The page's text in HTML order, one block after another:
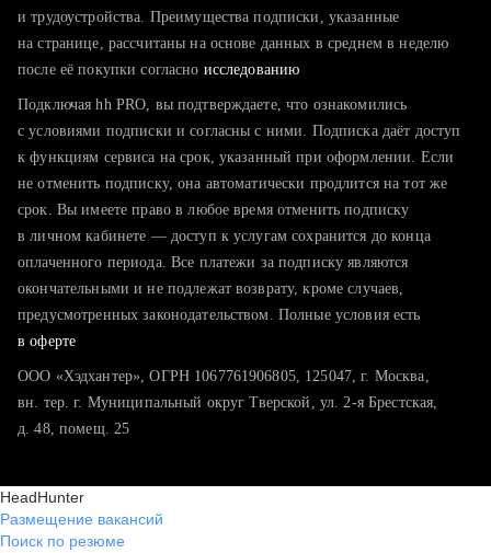
тратите много времени на поиск и вручную поднимаете
хотите сравнить себя с конкурентами и оценить шансы
и трудоустройства. Преимущества подписки, указанные
на странице, рассчитаны на основе данных в среднем в неделю
после её покупки согласно исследованию
Подключая hh PRO, вы подтверждаете, что ознакомились
с условиями подписки и согласны с ними. Подписка даёт доступ
к функциям сервиса на срок, указанный при оформлении. Если
не отменить подписку, она автоматически продлится на тот же
срок. Вы имеете право в любое время отменить подписку
в личном кабинете — доступ к услугам сохранится до конца
оплаченного периода. Все платежи за подписку являются
окончательными и не подлежат возврату, кроме случаев,
предусмотренных законодательством. Полные условия есть
в оферте
ООО «Хэдхантер», ОГРН 1067761906805, 125047, г. Москва,
вн. тер. г. Муниципальный округ Тверской, ул. 2-я Брестская,
д. 48, помещ. 25
HeadHunter
Размещение вакансий
Поиск по резюме